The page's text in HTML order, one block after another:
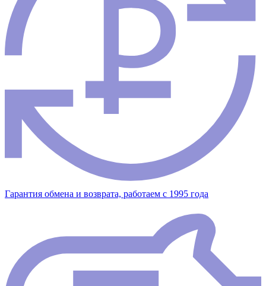
Гарантия обмена и возврата, работаем с 1995 года